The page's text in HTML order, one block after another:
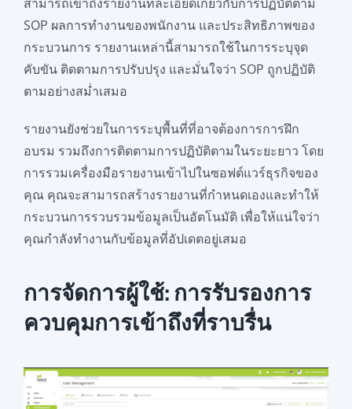
SOP ผลการทำงานของพนักงาน และประสิทธิภาพของ
กระบวนการ รายงานเหล่านี้สามารถใช้ในการระบุจุด
คับขัน ติดตามการปรับปรุง และมั่นใจว่า SOP ถูกปฏิบัติ
ตามอย่างสม่ำเสมอ
รายงานยังช่วยในการระบุพื้นที่ที่อาจต้องการการฝึก
อบรม รวมถึงการติดตามการปฏิบัติตามในระยะยาว โดย
การรวมเครื่องมือรายงานเข้าไปในซอฟต์แวร์ธุรกิจของ
คุณ คุณจะสามารถสร้างรายงานที่กำหนดเองและทำให้
กระบวนการรวบรวมข้อมูลเป็นอัตโนมัติ เพื่อให้แน่ใจว่า
คุณกำลังทำงานกับข้อมูลที่อัปเดตอยู่เสมอ
การจัดการผู้ใช้: การรับรองการ
ควบคุมการเข้าถึงที่ราบรื่น